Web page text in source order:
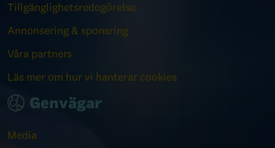
Tillgänglighetsredogörelse
Annonsering & sponsring
Våra partners
Läs mer om hur vi hanterar cookies
Genvägar
Media